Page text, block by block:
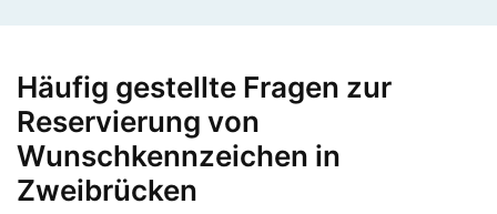
Häufig gestellte Fragen zur
Reservierung von
Wunschkennzeichen in
Zweibrücken